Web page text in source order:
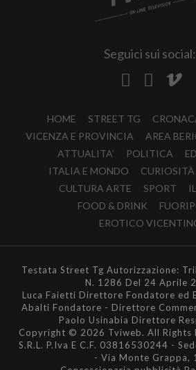
Seguici sui social:
HOME STREET TG
VICENZA E PROVINCIA
AREA
ATTUALITA’
POLITICA
ITALIA E MONDO
CURIOSITÀ
CULTURA ARTE
SPORT
FOOD & DRINK
EROTICO
Testata Street Tg Autorizzazione:
N. 1286 Del 24 Aprile
Luca Faietti Direttore Fondatore ed
Abalti Fondatore - Direttore
Paolo Usinabia Direttore
Copyright © 2026 Tviweb. All Rights
S.R.L. P.Iva E C.F. 03816530244 -
- Via Monte Grappa,